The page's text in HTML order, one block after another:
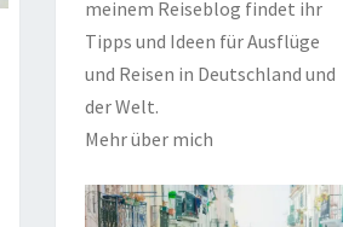
meinem Reiseblog findet ihr
Tipps und Ideen für Ausflüge
und Reisen in Deutschland und
der Welt.
Mehr über mich